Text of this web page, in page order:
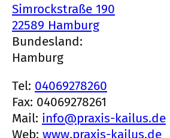
Simrockstraße 190
22589 Hamburg
Bundesland:
Hamburg
Tel: 04069278260
Fax: 04069278261
Mail: info@praxis-kailus.de
Web: www.praxis-kailus.de